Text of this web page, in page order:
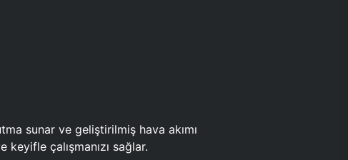
sunar ve geliştirilmiş hava akımı
çalışmanızı sağlar.